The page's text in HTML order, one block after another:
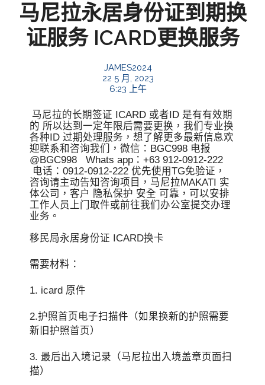
马尼拉永居身份证到期换
证服务 ICARD更换服务
JAMES2024
22 5 月, 2023
6:23 上午
马尼拉的长期签证 ICARD 或者ID 是有有效期
的 所以达到一定年限后需要更换，我们专业换
各种ID 过期处理服务，想了解更多最新信息欢
迎联系和咨询我们，微信：BGC998 电报
@BGC998 Whats app：+63 912-0912-222
电话：0912-0912-222 优先使用TG免验证，
咨询请主动告知咨询项目，马尼拉MAKATI 实
体公司，客户 隐私保护 安全 可靠，可以安排
工作人员上门取件或前往我们办公室提交办理
业务。
移民局永居身份证 ICARD换卡
需要材料：
1. icard 原件
2.护照首页电子扫描件（如果换新的护照需要
新旧护照首页）
3. 最后出入境记录（马尼拉出入境盖章页面扫
描）